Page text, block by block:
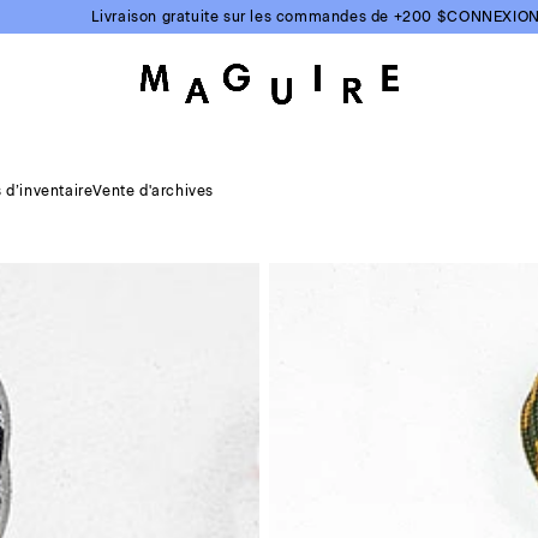
Livraison gratuite sur les commandes de +200 $CONNEXION
d’inventaireVente d'archives